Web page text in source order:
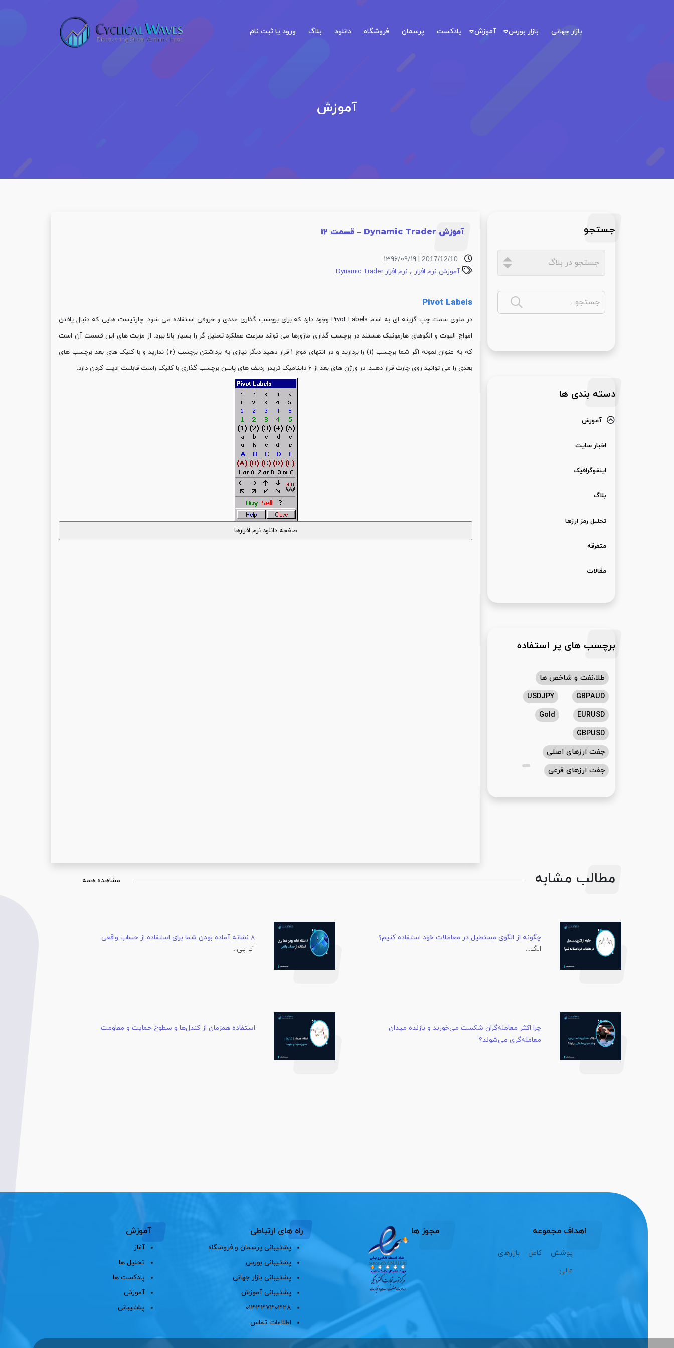
بازار جهانی بازار بورس آموزش پادکست پرسمان فروشگاه دانلود بلاگ ورود یا ثبت نام
آموزش
جستجو
دسته بندی ها
آموزش
اخبار سایت
اینفوگرافیک
بلاگ
تحلیل رمز ارزها
متفرقه
مقالات
برچسب های پر استفاده
طلا،نفت و شاخص ها
GBPAUD
USDJPY
EURUSD
Gold
GBPUSD
جفت ارزهای اصلی
جفت ارزهای فرعی
آموزش Dynamic Trader – قسمت 12
2017/12/10
| 1396/09/19
آموزش نرم افزار , نرم افزار Dynamic Trader
Pivot Labels
در منوی سمت چپ گزینه ای به اسم Pivot Labels وجود دارد که برای برچسب گذاری عددی و حروفی استفاده می شود. چارتیست هایی که دنبال یافتن
امواج الیوت و الگوهای هارمونیک هستند در برچسب گذاری ماژورها می تواند سرعت عملکرد تحلیل گر را بسیار بالا ببرد. از مزیت های این قسمت آن است
که به عنوان نمونه اگر شما برچسب (1) را بردارید و در انتهای موج 1 قرار دهید دیگر نیازی به برداشتن برچسب (2) ندارید و با کلیک های بعد برچسب های
بعدی را می توانید روی چارت قرار دهید. در ورژن های بعد از 6 داینامیک تریدر ردیف های پایین برچسب گذاری با کلیک راست قابلیت ادیت کردن دارد.
مطالب مشابه مشاهده همه
چگونه از الگوی مستطیل در معاملات خود استفاده کنیم؟
الگ...
8 نشانه آماده بودن شما برای استفاده از حساب واقعی
آیا پی...
چرا اکثر معامله‌گران شکست می‌خورند و بازنده میدان
معامله‌گری می‌شوند؟
استفاده همزمان از کندل‌ها و سطوح حمایت و مقاومت
اهداف مجموعه
پوشش کامل بازارهای
مالی
مجوز ها راه های ارتباطی
پشتیبانی پرسمان و فروشگاه
پشتیبانی بورس
پشتیبانی بازار جهانی
پشتیبانی آموزش
01333730328
اطلاعات تماس
آموزش
آغاز
تحلیل ها
پادکست ها
آموزش
پشتیبانی